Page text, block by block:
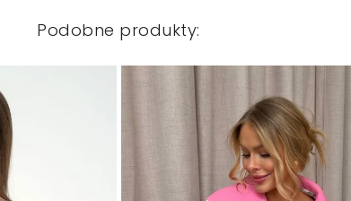
Podobne produkty: